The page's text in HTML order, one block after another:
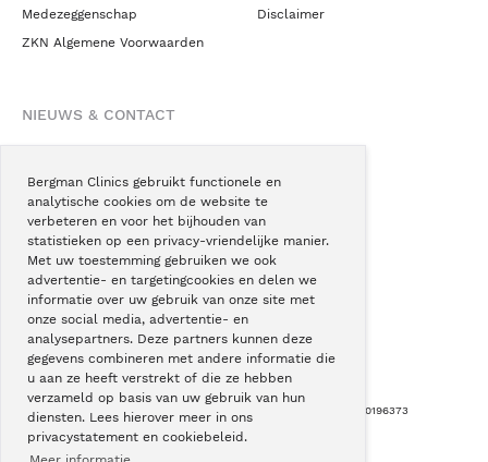
Bergman Clinics gebruikt functionele en
analytische cookies om de website te
verbeteren en voor het bijhouden van
statistieken op een privacy-vriendelijke manier.
Met uw toestemming gebruiken we ook
advertentie- en targetingcookies en delen we
informatie over uw gebruik van onze site met
onze social media, advertentie- en
analysepartners. Deze partners kunnen deze
gegevens combineren met andere informatie die
u aan ze heeft verstrekt of die ze hebben
verzameld op basis van uw gebruik van hun
diensten. Lees hierover meer in ons
privacystatement en cookiebeleid.
Medezeggenschap
ZKN Algemene Voorwaarden
Disclaimer
NIEUWS & CONTACT
Blogs
Podcast
Pressroom
Instagram
Facebook
LinkedIn
Copyright © Bergman Clinics 2026 KVK nummer: 30196373